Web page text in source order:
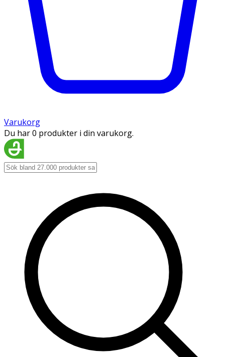
Varukorg
Du har 0 produkter i din varukorg.